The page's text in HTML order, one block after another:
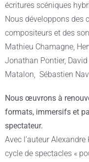
écritures scéniques
Nous développons des
compositeurs et des
Mathieu Chamagne,
Jonathan Pontier,
Matalon, Sébastien
Nous œuvrons à
formats, immersifs et
spectateur.
Avec l’auteur
cycle de spectacles «